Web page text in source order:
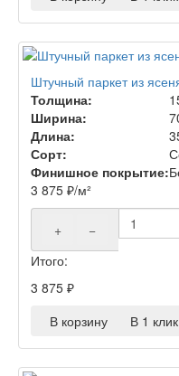
Штучный паркет из
Толщина:
Ширина:
Длина:
Сорт:
Финишное покрытие:
3 875 ₽/м²
+
−
Итого:
3 875 ₽
В корзину
В 1 клик